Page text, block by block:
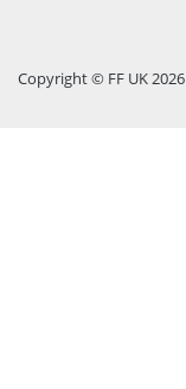
Copyright © FF UK 2026